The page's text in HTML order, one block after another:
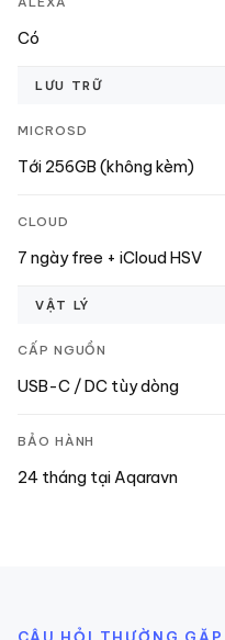
Có
LƯU TRỮ
MICROSD
Tới 256GB (không kèm)
CLOUD
7 ngày free + iCloud HSV
VẬT LÝ
CẤP NGUỒN
USB-C / DC tùy dòng
BẢO HÀNH
24 tháng tại Aqaravn
CÂU HỎI THƯỜNG GẶP